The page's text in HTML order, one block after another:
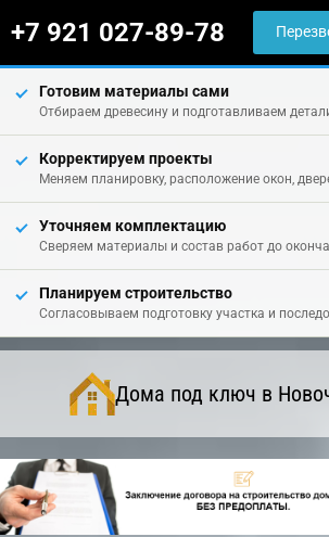
+7 921 027-89-78
Готовим материалы сами
Отбираем древесину и подготавливаем
Корректируем проекты
Меняем планировку, расположение окон,
Уточняем комплектацию
Сверяем материалы и состав работ до
Планируем строительство
Согласовываем подготовку участка и
Дома под ключ в